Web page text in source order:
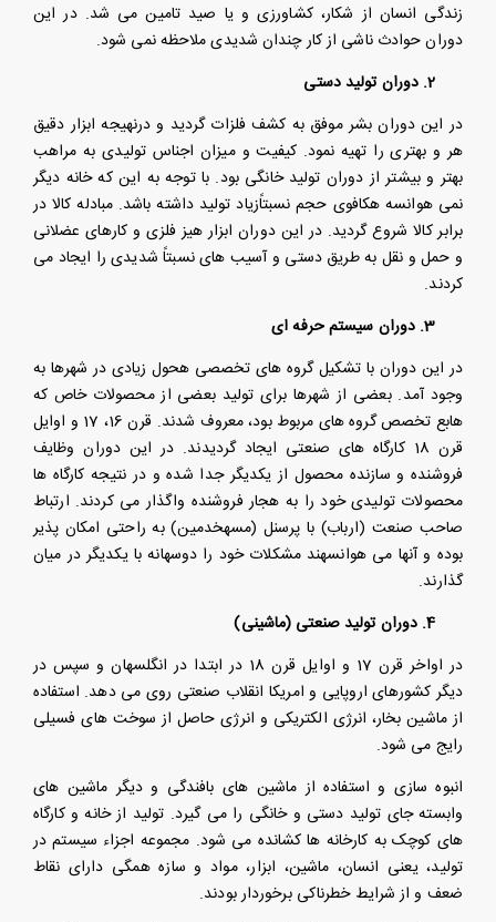
زندگی انسان از شکار، کشاورزی و یا صید تامین می شد. در این
دوران حوادث ناشی از کار چندان شدیدی ملاحظه نمی شود.
در این دوران بشر موفق به کشف فلزات گردید و درنهیجه ابزار دقیق
هر و بهتری را تهیه نمود. کیفیت و میزان اجناس تولیدی به مراهب
بهتر و بیشتر از دوران تولید خانگی بود. با توجه به این که خانه دیگر
نمی هوانسه هکافوی حجم نسبتاًزیاد تولید داشته باشد. مبادله کالا در
برابر کالا شروع گردید. در این دوران ابزار هیز فلزی و کارهای عضلانی
و حمل و نقل به طریق دستی و آسیب های نسبتاً شدیدی را ایجاد می
کردند.
در این دوران با تشکیل گروه های تخصصی هحول زیادی در شهرها به
وجود آمد. بعضی از شهرها برای تولید بعضی از محصولات خاص که
هابع تخصص گروه های مربوط بود، معروف شدند. قرن 16، 17 و اوایل
قرن 18 کارگاه های صنعتی ایجاد گردیدند. در این دوران وظایف
فروشنده و سازنده محصول از یکدیگر جدا شده و در نتیجه کارگاه ها
محصولات تولیدی خود را به هجار فروشنده واگذار می کردند. ارتباط
صاحب صنعت (ارباب) با پرسنل (مسهخدمین) به راحتی امکان پذیر
بوده و آنها می هوانسهند مشکلات خود را دوسهانه با یکدیگر در میان
گذارند.
در اواخر قرن 17 و اوایل قرن 18 در ابتدا در انگلسهان و سپس در
دیگر کشورهای اروپایی و امریکا انقلاب صنعتی روی می دهد. استفاده
از ماشین بخار، انرژی الکتریکی و انرژی حاصل از سوخت های فسیلی
رایج می شود.
انبوه سازی و استفاده از ماشین های بافندگی و دیگر ماشین های
وابسته جای تولید دستی و خانگی را می گیرد. تولید از خانه و کارگاه
های کوچک به کارخانه ها کشانده می شود. مجموعه اجزاء سیستم در
تولید، یعنی انسان، ماشین، ابزار، مواد و سازه همگی دارای نقاط
ضعف و از شرایط خطرناکی برخوردار بودند.